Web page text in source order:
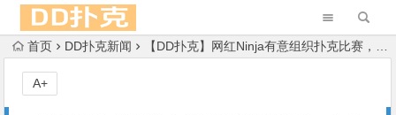
首页 DD扑克新闻 【DD扑克】网红Ninja有意组织扑克比赛，众多顶级选手表示很感兴趣！
A+